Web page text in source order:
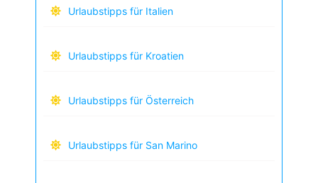
Urlaubstipps für Italien
Urlaubstipps für Kroatien
Urlaubstipps für Österreich
Urlaubstipps für San Marino